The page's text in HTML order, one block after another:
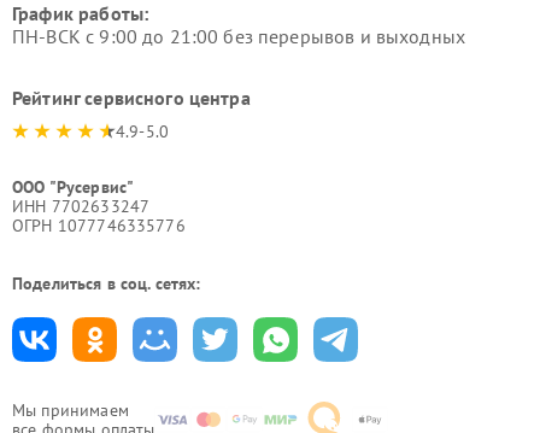
Мы принимаем
График работы:
ПН-ВСК с 9:00 до 21:00 без перерывов и выходных
Рейтинг сервисного центра
4.9-5.0
ООО "Русервис"
ИНН 7702633247
ОГРН 1077746335776
Поделиться в соц. сетях: